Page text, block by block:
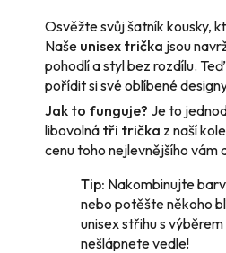
Osvěžte svůj šatník kousky,
Naše unisex trička jsou
pohodlí a styl bez rozdílu.
pořídit si své oblíbené
Jak to funguje? Je to
libovolná tři trička z naší
cenu toho nejlevnějšího
Tip: Nakombinujte
nebo potěšte někoho
unisex střihu s
nešlápnete vedle!